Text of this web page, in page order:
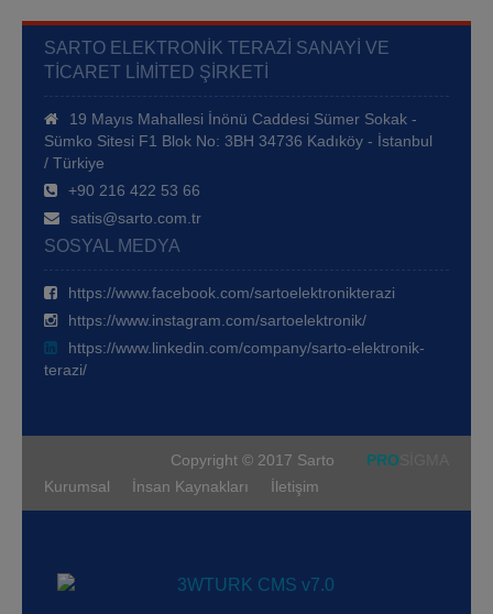
SARTO ELEKTRONIK TERAZI SANAYI VE
TICARET LIMITED ŞIRKETI
19 Mayıs Mahallesi İnönü Caddesi Sümer Sokak -
Sümko Sitesi F1 Blok No: 3BH 34736 Kadıköy - İstanbul
/ Türkiye
+90 216 422 53 66
satis@sarto.com.tr
SOSYAL MEDYA
https://www.facebook.com/sartoelektronikterazi
https://www.instagram.com/sartoelektronik/
https://www.linkedin.com/company/sarto-elektronik-
terazi/
Copyright © 2017 Sarto PRO
Kurumsal
İnsan Kaynakları İletişim